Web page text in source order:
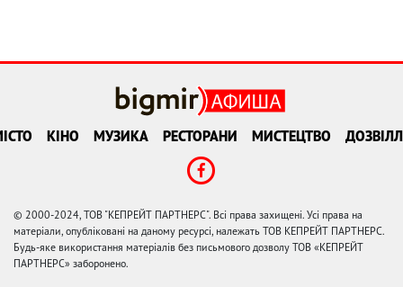
КІНО МУЗИКА РЕСТОРАНИ МИСТЕЦТВО
© 2000-2024, ТОВ "КЕПРЕЙТ ПАРТНЕРС". Всі права захищені. Усі права на
матеріали, опубліковані на даному ресурсі, належать ТОВ КЕПРЕЙТ ПАРТНЕРС.
Будь-яке використання матеріалів без письмового дозволу ТОВ «КЕПРЕЙТ
ПАРТНЕРС» заборонено.